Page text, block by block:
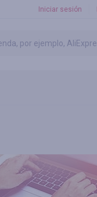
Iniciar sesión